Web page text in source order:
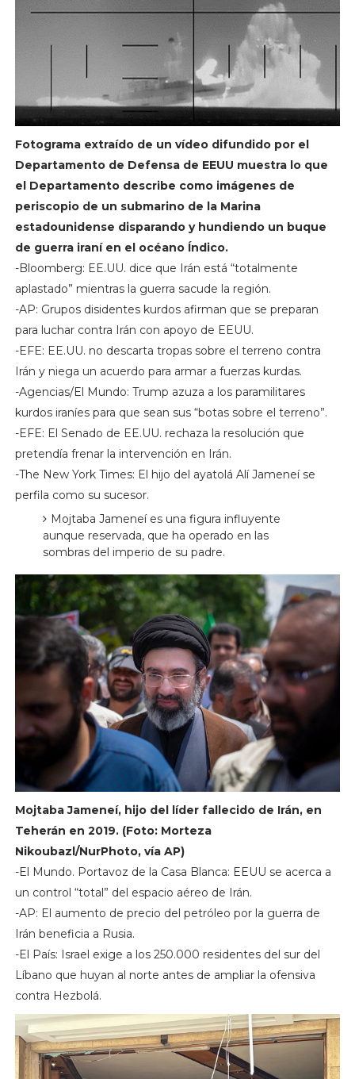
Fotograma extraído de un vídeo difundido por el
Departamento de Defensa de EEUU muestra lo que
el Departamento describe como imágenes de
periscopio de un submarino de la Marina
estadounidense disparando y hundiendo un buque
de guerra iraní en el océano Índico.
-Bloomberg: EE.UU. dice que Irán está “totalmente
aplastado” mientras la guerra sacude la región.
-AP: Grupos disidentes kurdos afirman que se preparan
para luchar contra Irán con apoyo de EEUU.
-EFE: EE.UU. no descarta tropas sobre el terreno contra
Irán y niega un acuerdo para armar a fuerzas kurdas.
-Agencias/El Mundo: Trump azuza a los paramilitares
kurdos iraníes para que sean sus “botas sobre el terreno”.
-EFE: El Senado de EE.UU. rechaza la resolución que
pretendía frenar la intervención en Irán.
-The New York Times: El hijo del ayatolá Alí Jameneí se
perfila como su sucesor.
Mojtaba Jameneí es una figura influyente
aunque reservada, que ha operado en las
sombras del imperio de su padre.
Mojtaba Jameneí, hijo del líder fallecido de Irán, en
Teherán en 2019. (Foto: Morteza
Nikoubazl/NurPhoto, vía AP)
-El Mundo. Portavoz de la Casa Blanca: EEUU se acerca a
un control “total” del espacio aéreo de Irán.
-AP: El aumento de precio del petróleo por la guerra de
Irán beneficia a Rusia.
-El País: Israel exige a los 250.000 residentes del sur del
Líbano que huyan al norte antes de ampliar la ofensiva
contra Hezbolá.